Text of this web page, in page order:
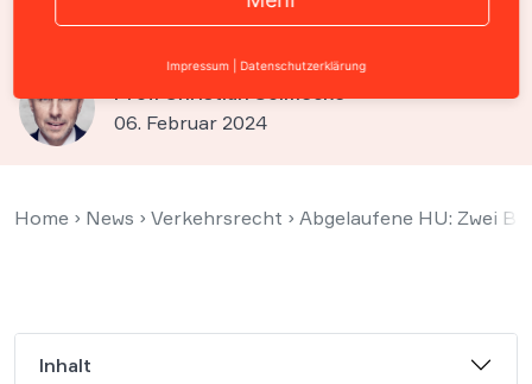
denselben Fehler?
Prof. Christian Solmecke
06. Februar 2024
Home › News › Verkehrsrecht › Abgelaufene HU: Zwei
Inhalt
Impressum Datenschutzerklärung